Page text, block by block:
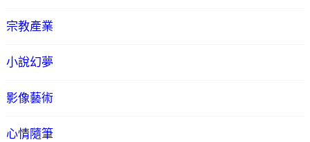
宗教產業
小說幻夢
影像藝術
心情隨筆